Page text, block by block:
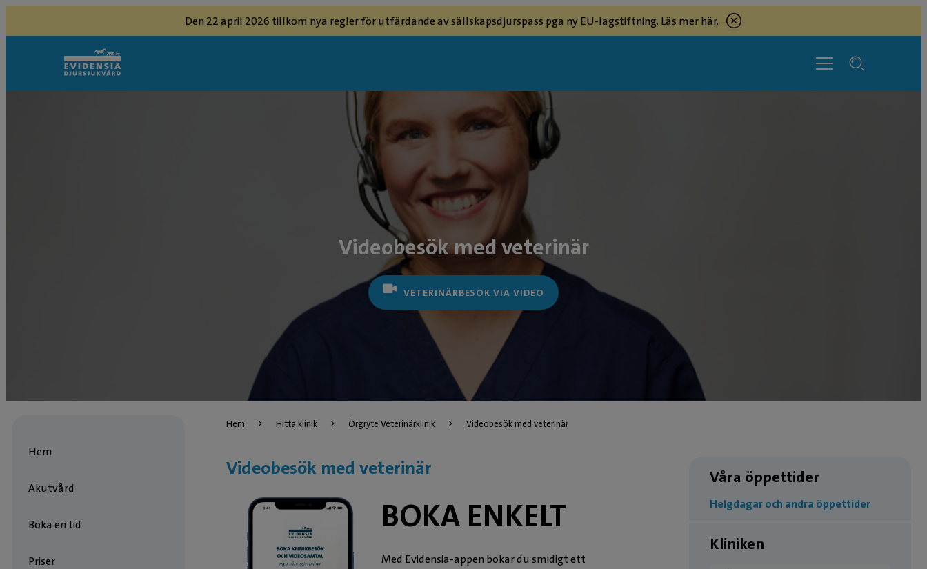
Den 22 april 2026 tillkom nya regler för utfärdande av sällskapsdjurspass pga ny EU-lagstiftning. Läs merhär.
Videobesök med veterinär
VETERINÄRBESÖK VIA VIDEO
Hem Hitta klinik Örgryte Veterinärklinik Videobesök med veterinär
Hem
Akutvård
Boka en tid
Priser
Videobesök med veterinär
BOKA ENKELT
Med Evidensia-appen bokar du smidigt ett
Våra öppettider
Helgdagar och andra öppettider
Kliniken